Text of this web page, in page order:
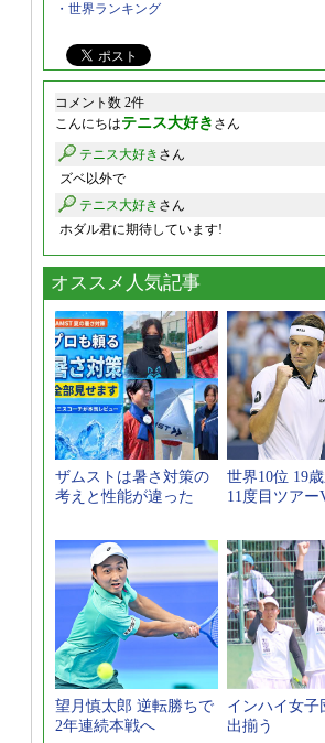
・世界ランキング
コメント数 2件
こんにちはテニス大好き さん
テニス大好き さん
ズベ以外で
テニス大好き さん
ホダル君に期待しています!
オススメ人気記事
ザムストは暑さ対策の
考えと性能が違った
世界10位 19
11度目ツアー
望月慎太郎 逆転勝ちで
2年連続本戦へ
インハイ女子
出揃う